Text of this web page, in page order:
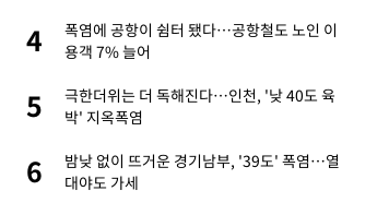
4
폭염에 공항이 쉼터 됐다…공항철도 노인 이
용객 7% 늘어
5
극한더위는 더 독해진다…인천, '낮 40도 육
박' 지옥폭염
6
밤낮 없이 뜨거운 경기남부, '39도' 폭염…열
대야도 가세